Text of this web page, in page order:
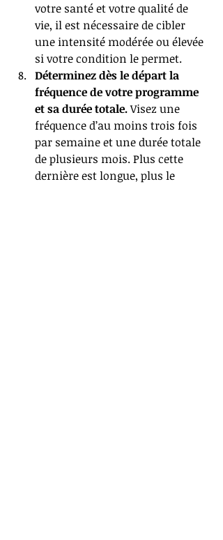
votre santé et votre qualité de
vie, il est nécessaire de cibler
une intensité modérée ou élevée
si votre condition le permet.
Déterminez dès le départ la
fréquence de votre programme
et sa durée totale. Visez une
fréquence d’au moins trois fois
par semaine et une durée totale
de plusieurs mois. Plus cette
dernière est longue, plus le